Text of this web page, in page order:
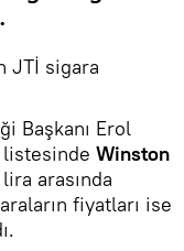
JTİ sigara
Başkanı Erol
listesinde Winston
arasında
fiyatları ise